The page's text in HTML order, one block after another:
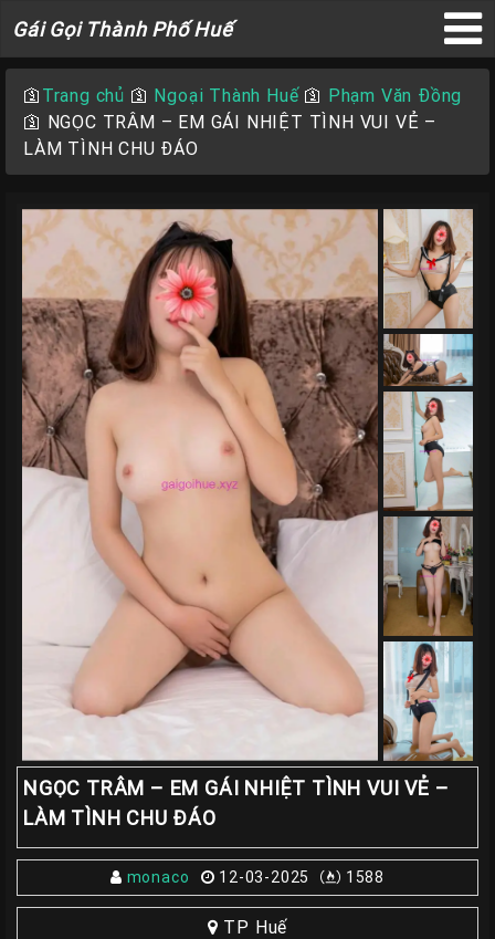
Gái Gọi Thành Phố Huế
Gái
Phố
Huế
×
Trang
Chủ
Gái
gọi
Huế
Gái
Gọi
Huế
Viên
Huế
Kiểm
DẪN
🛐 Trang chủ 🛐 Ngoại Thành Huế🛐 Phạm Văn Đồng
🛐 NGỌC TRÂM – EM GÁI NHIỆT TÌNH VUI VẺ –
LÀM TÌNH CHU ĐÁO
NGỌC TRÂM – EM GÁI NHIỆT TÌNH VUI VẺ –
LÀM TÌNH CHU ĐÁO
monaco 12-03-2025 1588
TP Huế